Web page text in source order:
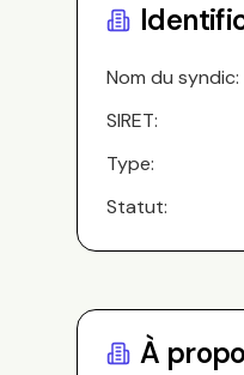
Nom du syndic:
SIRET:
Type:
Statut:
À